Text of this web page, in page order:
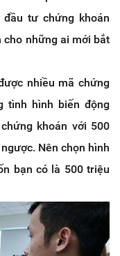
tư chứng khoán
cho những ai mới bắt
nhiều mã chứng
tình hình biến động
khoán với 500
Nên chọn hình
bạn có là 500 triệu